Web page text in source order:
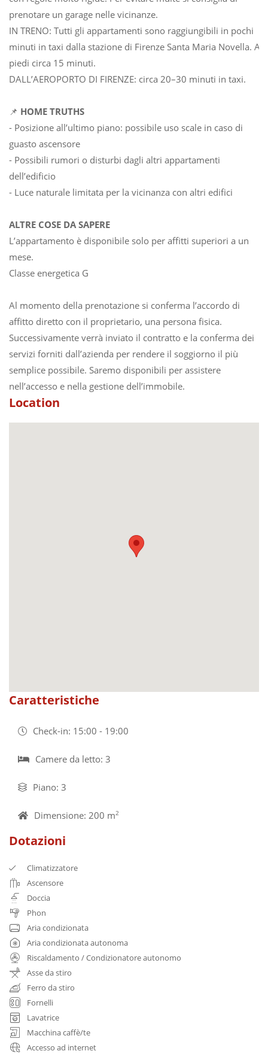
prenotare un garage nelle vicinanze.
IN TRENO: Tutti gli appartamenti sono raggiungibili in pochi
minuti in taxi dalla stazione di Firenze Santa Maria Novella. A
piedi circa 15 minuti.
DALL’AEROPORTO DI FIRENZE: circa 20–30 minuti in taxi.
📌 HOME TRUTHS
- Posizione all’ultimo piano: possibile uso scale in caso di
guasto ascensore
- Possibili rumori o disturbi dagli altri appartamenti
dell’edificio
- Luce naturale limitata per la vicinanza con altri edifici
ALTRE COSE DA SAPERE
L’appartamento è disponibile solo per affitti superiori a un
mese.
Classe energetica G
Al momento della prenotazione si conferma l’accordo di
affitto diretto con il proprietario, una persona fisica.
Successivamente verrà inviato il contratto e la conferma dei
servizi forniti dall’azienda per rendere il soggiorno il più
semplice possibile. Saremo disponibili per assistere
nell’accesso e nella gestione dell’immobile.
Location
Caratteristiche
Check-in: 15:00 - 19:00
Camere da letto: 3
Piano: 3
Dimensione: 200 m2
Dotazioni
Climatizzatore
Ascensore
Doccia
Phon
Aria condizionata
Aria condizionata autonoma
Riscaldamento / Condizionatore autonomo
Asse da stiro
Ferro da stiro
Fornelli
Lavatrice
Macchina caffè/te
Accesso ad internet